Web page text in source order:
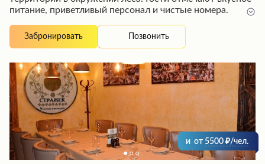
питание, приветливый персонал и чистые номера.
посиделками у костра, посетить зоопарк с животными
и порыбачить. Также в распоряжении гостей спа-
интересная для детей. Общая атмосфера создает
ощущение погружения в эпоху 90-х годов, что придает
заведению особый колорит.
Забронировать Позвонить
и от 5500 /чел.